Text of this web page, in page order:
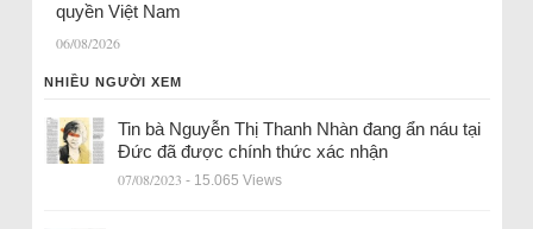
quyền Việt Nam
06/08/2026
NHIỀU NGƯỜI XEM
Tin bà Nguyễn Thị Thanh Nhàn đang ẩn náu tại
Đức đã được chính thức xác nhận
07/08/2023 - 15.065 Views